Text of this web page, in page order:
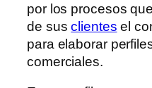
por los procesos
de susclientes el
para elaborar
comerciales.